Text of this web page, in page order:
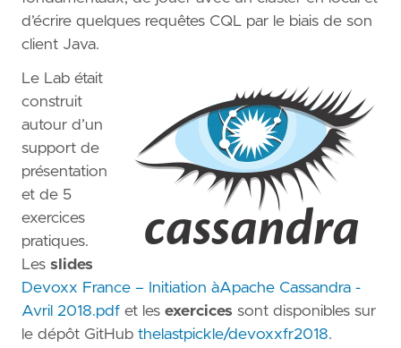
d’écrire quelques requêtes CQL par le biais de son
client Java.
Le Lab était
construit
autour d’un
support de
présentation
et de 5
exercices
pratiques.
Les slides
Devoxx France – Initiation àApache Cassandra -
Avril 2018.pdf et les exercices sont disponibles sur
le dépôt GitHub thelastpickle/devoxxfr2018.